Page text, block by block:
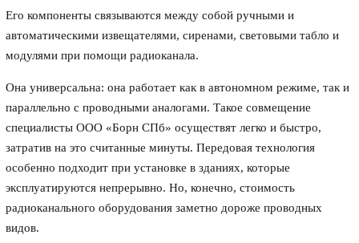
Его компоненты связываются между собой ручными и
автоматическими извещателями, сиренами, световыми табло и
модулями при помощи радиоканала.
Она универсальна: она работает как в автономном режиме, так и
параллельно с проводными аналогами. Такое совмещение
специалисты ООО «Борн СПб» осуществят легко и быстро,
затратив на это считанные минуты. Передовая технология
особенно подходит при установке в зданиях, которые
эксплуатируются непрерывно. Но, конечно, стоимость
радиоканального оборудования заметно дороже проводных
видов.